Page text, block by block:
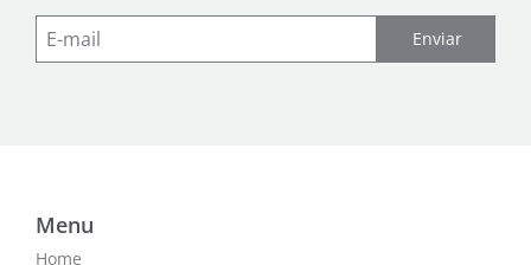
Enviar
Menu
Home